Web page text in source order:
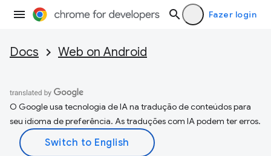
Fazer login
Docs Web on Android
O Google usa tecnologia de IA na tradução de conteúdos para
seu idioma de preferência. As traduções com IA podem ter erros.